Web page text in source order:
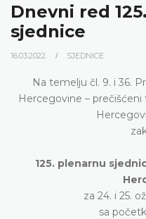
Dnevni red
sjednice
16.03.2022. SJEDNICE
Na temelju čl. 9. i 36.
Hercegovine – prečišćeni
125. plenarnu
za 24. i 25.
sa